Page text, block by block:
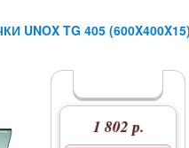
UNOX TG 405
1 802 р.